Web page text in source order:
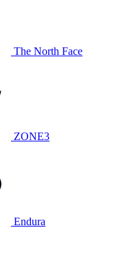
The North Face
ZONE3
Endura